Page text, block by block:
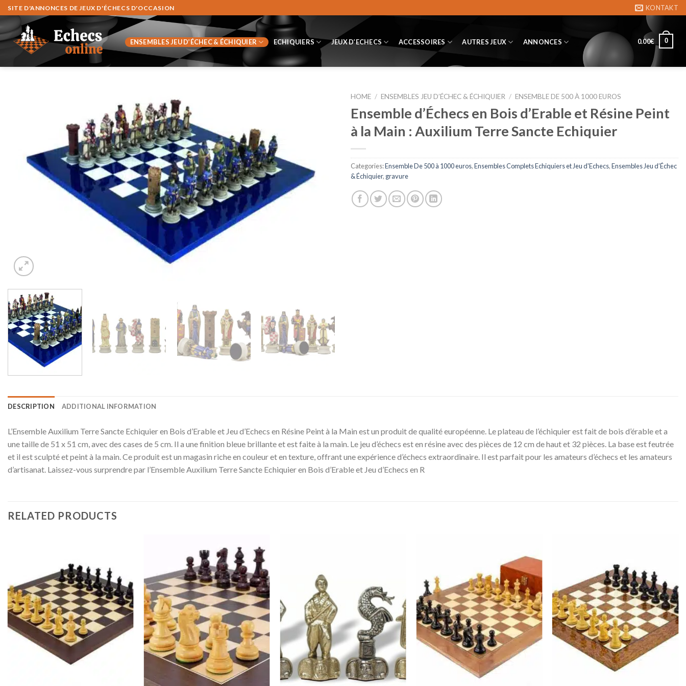
Zum
Inhalt
springen
SITE D'ANNONCES DE JEUX D'ÉCHECS D'OCCASION KONTAKT
ENSEMBLES JEU D’ÉCHEC & ÉCHIQUIER ECHIQUIERS JEUX D’ECHECS ACCESSOIRES AUTRES JEUX ANNONCES 0.00€ 0
HOME / ENSEMBLES JEU D’ÉCHEC & ÉCHIQUIER / ENSEMBLE DE 500 À 1000 EUROS
Ensemble d’Échecs en Bois d’Erable et Résine Peint
à la Main : Auxilium Terre Sancte Echiquier
Categories:Ensemble De 500 à 1000 euros,Ensembles Complets Echiquiers et Jeu d'Echecs,Ensembles Jeu d’Échec
& Échiquier, gravure
DESCRIPTION ADDITIONAL INFORMATION
L’Ensemble Auxilium Terre Sancte Echiquier en Bois d’Erable et Jeu d’Echecs en Résine Peint à la Main est un produit de qualité européenne. Le plateau de l’échiquier est fait de bois d’érable et a
une taille de 51 x 51 cm, avec des cases de 5 cm. Il a une finition bleue brillante et est faite à la main. Le jeu d’échecs est en résine avec des pièces de 12 cm de haut et 32 pièces. La base est feutrée
et il est sculpté et peint à la main. Ce produit est un magasin riche en couleur et en texture, offrant une expérience d’échecs extraordinaire. Il est parfait pour les amateurs d’échecs et les amateurs
d’artisanat. Laissez-vous surprendre par l’Ensemble Auxilium Terre Sancte Echiquier en Bois d’Erable et Jeu d’Echecs en R
RELATED PRODUCTS